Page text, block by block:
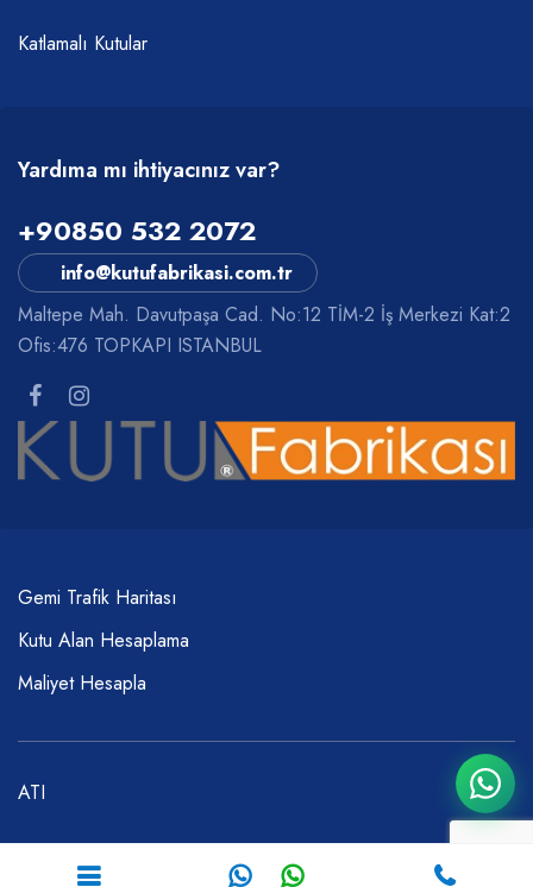
Katlamalı Kutular
Yardıma mı ihtiyacınız var?
+90850 532 2072
info@kutufabrikasi.com.tr
Maltepe Mah. Davutpaşa Cad. No:12 TİM-2 İş Merkezi Kat:2
Ofis:476 TOPKAPI ISTANBUL
Gemi Trafik Haritası
Kutu Alan Hesaplama
Maliyet Hesapla
ATI